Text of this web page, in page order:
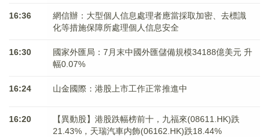
16:36
網信辦：大型個人信息處理者應當採取加密、去標識
化等措施保障所處理個人信息安全
16:30
國家外匯局：7月末中國外匯儲備規模34188億美元 升
幅0.07%
16:24 山金國際：港股上市工作正常推進中
16:20
【異動股】港股跌幅榜前十，九福來(08611.HK)跌
21.43%，天瑞汽車内飾(06162.HK)跌18.44%